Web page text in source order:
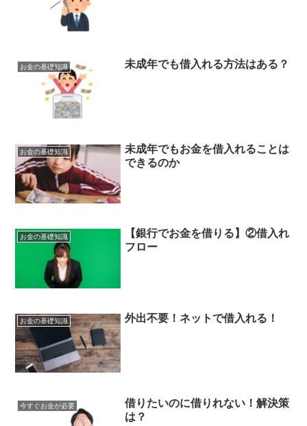
お金の基礎知識 未成年でも借入れる方法はある？
お金の基礎知識
未成年でもお金を借入れることは
できるのか
お金の基礎知識
【銀行でお金を借りる】②借入れ
フロー
お金の基礎知識 外出不要！ネットで借入れる！
今すぐお金が必要
借りたいのに借りれない！解決策
は？